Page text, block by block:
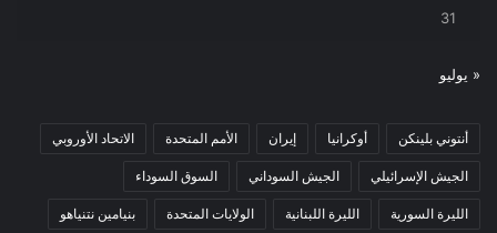
31
« يوليو
أنتوني بلينكن أوكرانيا إيران الأمم المتحدة الاتحاد الأوروبي
الجيش الإسرائيلي الجيش السوداني السوق السوداء
الليرة السورية الليرة اللبنانية الولايات المتحدة بنيامين نتنياهو